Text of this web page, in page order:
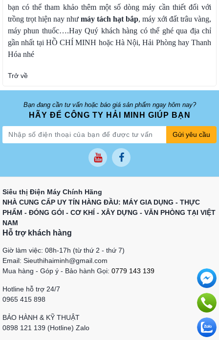
bạn có thể tham khảo thêm một số dòng máy cần thiết đối với
trồng trọt hiện nay như máy tách hạt bắp, máy xới đất trâu vàng,
máy phun thuốc….Hay Quý khách hàng có thể ghé qua địa chỉ
gần nhất tại HỒ CHÍ MINH hoặc Hà Nội, Hải Phòng hay Thanh
Hóa nhé
Trở về
Bạn đang cần tư vấn hoặc báo giá sản phẩm ngay hôm nay?
HÃY ĐỂ CÔNG TY HẢI MINH GIÚP BẠN
Gửi yêu cầu
Siêu thị Điện Máy Chính Hãng
NHÀ CUNG CẤP UY TÍN HÀNG ĐẦU: MÁY GIA DỤNG - THỰC
PHẨM - ĐÓNG GÓI - CƠ KHÍ - XÂY DỰNG - VĂN PHÒNG TẠI VIỆT
NAM
Hỗ trợ khách hàng
Giờ làm việc: 08h-17h (từ thứ 2 - thứ 7)
Email: Sieuthihaiminh@gmail.com
Mua hàng - Góp ý - Bảo hành Gọi: 0779 143 139
Hotline hỗ trợ 24/7
0965 415 898
BẢO HÀNH & KỸ THUẬT
0898 121 139 (Hotline) Zalo